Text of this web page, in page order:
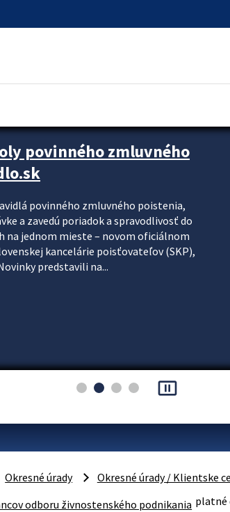
povinného zmluvného
povinného zmluvného poistenia,
a zavedú poriadok a spravodlivosť do
na jednom mieste – novom oficiálnom
kancelárie poisťovateľov (SKP),
predstavili na...
pause_presentation
Okresné úrady Okresné úrady / Klientske
odboru živnostenského podnikania platné